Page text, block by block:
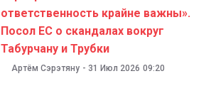
ответственность крайне важны».
Посол ЕС о скандалах вокруг
Табурчану и Трубки
Артём Сэрэтяну - 31 Июл 2026 09:20